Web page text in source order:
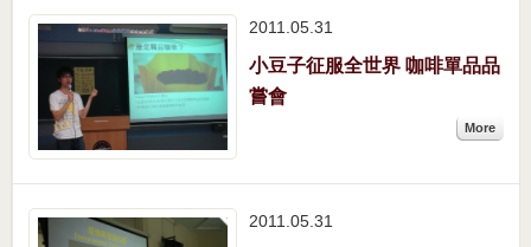
2011.05 31
小豆子征服全世界 咖啡單品品
嘗會
More
2011.05 31